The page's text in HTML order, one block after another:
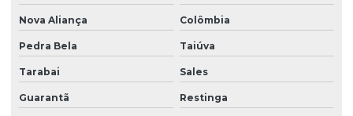
Nova Aliança Colômbia
Pedra Bela Taiúva
Tarabai Sales
Guarantã Restinga